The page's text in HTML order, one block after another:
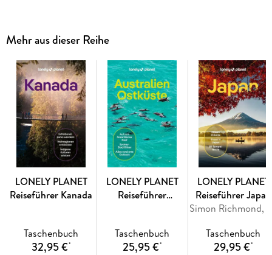
Mehr aus dieser Reihe
LONELY PLANET
Reiseführer Kanada
Taschenbuch
32,95 €*
LONELY PLANET
Reiseführer
Taschenbuch
25,95 €*
LONELY PLANET
Reiseführer Japan
Taschenbuch
29,95 €*